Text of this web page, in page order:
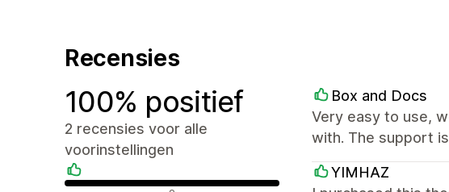
Recensies
100% positief
2 recensies voor alle
voorinstellingen
Box and Docs
Very easy to use,
with. The support
YIMHAZ